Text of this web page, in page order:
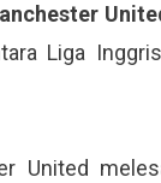
Liga
United